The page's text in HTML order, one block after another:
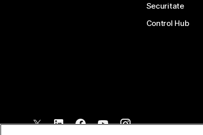
Securitate
Control Hub